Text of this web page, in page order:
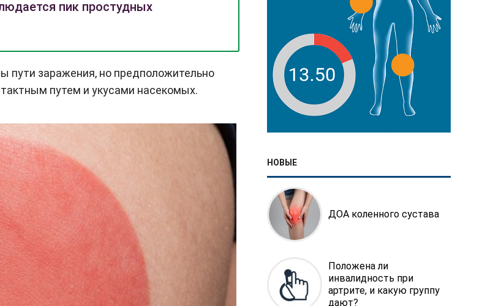
пик простудных
пути заражения, но предположительно
путем и укусами насекомых.
НОВЫЕ
ДОА коленного сустава
Положена ли
инвалидность при
артрите, и какую группу
дают?